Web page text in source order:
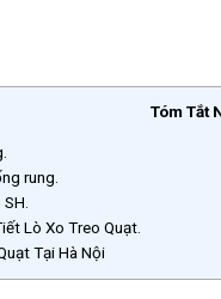
Tóm Tắt
rung.
Lò Xo Treo Quạt.
Tại Hà Nội